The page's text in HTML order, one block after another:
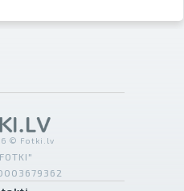
© Fotki.lv